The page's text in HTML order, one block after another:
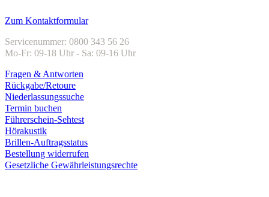
Zum Kontaktformular
Servicenummer: 0800 343 56 26
Mo-Fr: 09-18 Uhr - Sa: 09-16 Uhr
Fragen & Antworten
Rückgabe/Retoure
Niederlassungssuche
Termin buchen
Führerschein-Sehtest
Hörakustik
Brillen-Auftragsstatus
Bestellung widerrufen
Gesetzliche Gewährleistungsrechte